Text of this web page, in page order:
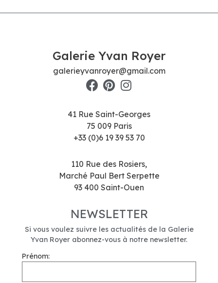
Galerie Yvan Royer
galerieyvanroyer@gmail.com
41 Rue Saint-Georges
75 009 Paris
+33 (0)6 19 39 53 70
110 Rue des Rosiers,
Marché Paul Bert Serpette
93 400 Saint-Ouen
NEWSLETTER
Si vous voulez suivre les actualités de la Galerie
Yvan Royer abonnez-vous à notre newsletter.
Prénom: